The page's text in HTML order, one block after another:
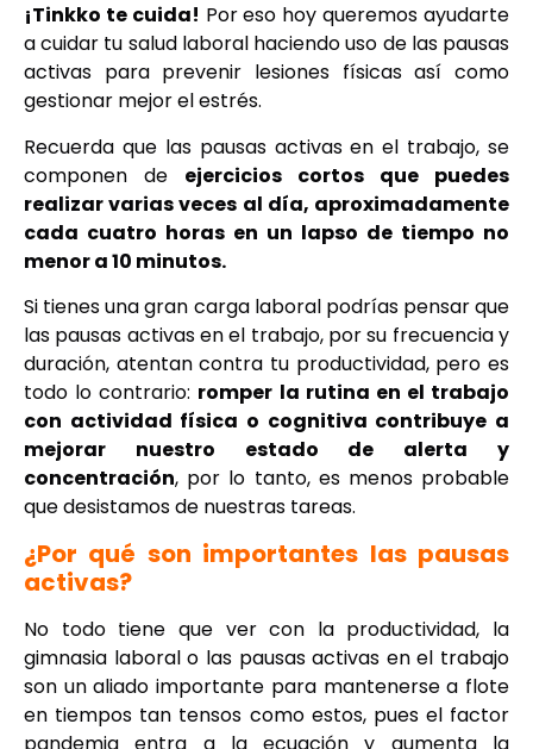
¡Tinkko te cuida! Por eso hoy queremos ayudarte
a cuidar tu salud laboral haciendo uso de las pausas
activas para prevenir lesiones físicas así como
gestionar mejor el estrés.
Recuerda que las pausas activas en el trabajo, se
componen de ejercicios cortos que puedes
realizar varias veces al día, aproximadamente
cada cuatro horas en un lapso de tiempo no
menor a 10 minutos.
Si tienes una gran carga laboral podrías pensar que
las pausas activas en el trabajo, por su frecuencia y
duración, atentan contra tu productividad, pero es
todo lo contrario: romper la rutina en el trabajo
con actividad física o cognitiva contribuye a
mejorar nuestro estado de alerta y
concentración, por lo tanto, es menos probable
que desistamos de nuestras tareas.
¿Por qué son importantes las pausas
activas?
No todo tiene que ver con la productividad, la
gimnasia laboral o las pausas activas en el trabajo
son un aliado importante para mantenerse a flote
en tiempos tan tensos como estos, pues el factor
pandemia entra a la ecuación y aumenta la